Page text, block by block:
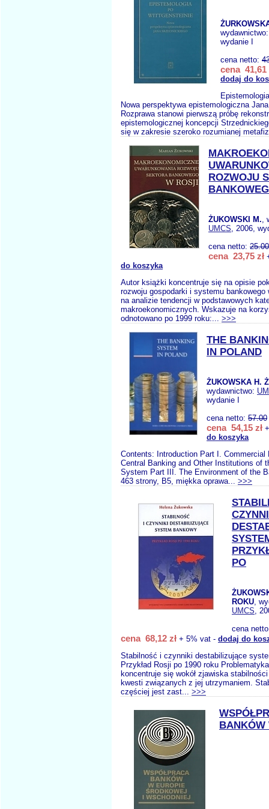
wydanie I
cena netto:
cena 41,61
dodaj do
Nowa perspektywa epistemologiczna
Rozprawa stanowi pierwszą próbę
epistemologicznej koncepcji
się w zakresie szeroko rozumianej
ROZWOJU
ŻUKOWSKI M.,
UMCS, 2006,
cena netto: 25.00
cena 23,75 zł
do koszyka
Autor książki koncentruje się na opisie
rozwoju gospodarki i systemu bankowego
na analizie tendencji w podstawowych
makroekonomicznych. Wskazuje na
odnotowano po 1999 roku:... >>>
THE
IN POLAND
ŻUKOWSKA H.
wydawnictwo:
wydanie I
cena netto: 57.00
cena 54,15 zł
do koszyka
Contents: Introduction Part I. Commercial
Central Banking and Other Institutions of
System Part III. The Environment of the
463 strony, B5, miękka oprawa... >>>
PO
ROKU,
UMCS,
cena
cena 68,12 zł + 5% vat - dodaj do
Stabilność i czynniki destabilizujące
Przykład Rosji po 1990 roku
koncentruje się wokół zjawiska
kwesti związanych z jej utrzymaniem.
częściej jest zast... >>>
BANKÓW